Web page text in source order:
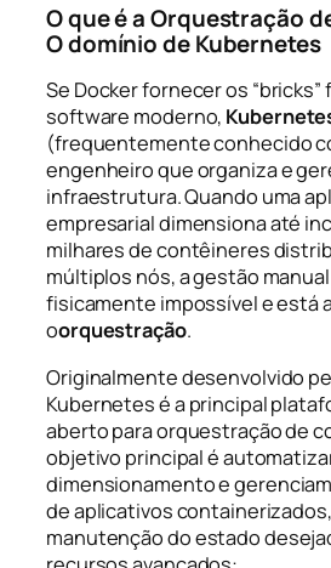
O que é a Orquestração
O domínio de Kubernetes
Se Docker fornecer os
software moderno,
(frequentemente conhecido
engenheiro que organiza e
infraestrutura. Quando uma
empresarial dimensiona até
milhares de contêineres
múltiplos nós, a gestão
fisicamente impossível e está
oorquestração.
Originalmente desenvolvido
Kubernetes é a principal
aberto para orquestração de
objetivo principal é
dimensionamento e
de aplicativos
manutenção do estado